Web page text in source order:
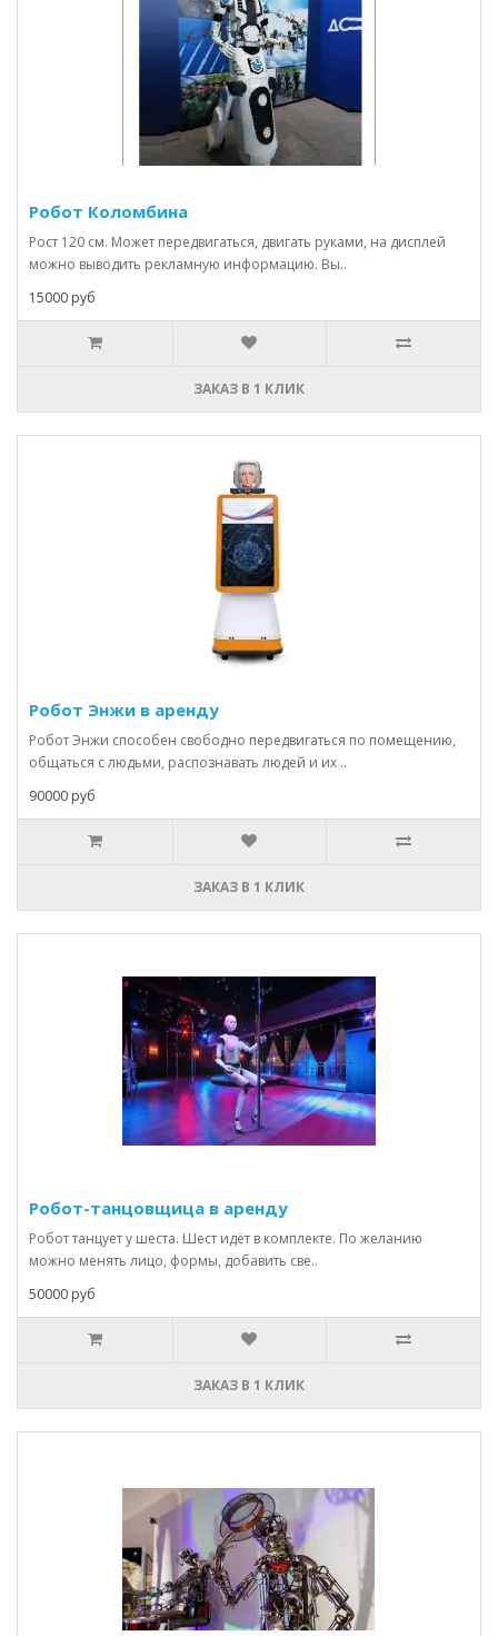
Робот Коломбина
Рост 120 см. Может передвигаться, двигать руками, на дисплей
можно выводить рекламную информацию. Вы..
15000 руб
ЗАКАЗ В 1 КЛИК
Робот Энжи в аренду
Робот Энжи способен свободно передвигаться по помещению,
общаться с людьми, распознавать людей и их ..
90000 руб
ЗАКАЗ В 1 КЛИК
Робот-танцовщица в аренду
Робот танцует у шеста. Шест идёт в комплекте. По желанию
можно менять лицо, формы, добавить све..
50000 руб
ЗАКАЗ В 1 КЛИК